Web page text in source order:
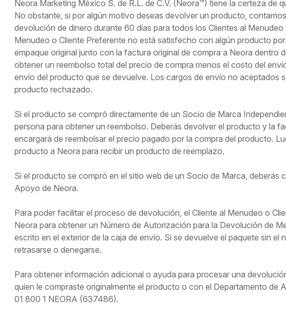
Neora Marketing México S. de R.L. de C.V. (Neora™) tiene la certeza de
No obstante, si por algún motivo deseas devolver un producto,
devolución de dinero durante 60 días para todos los Clientes al
Menudeo o Cliente Preferente no está satisfecho con algún producto
empaque original junto con la factura original de compra a Neora dentro
obtener un reembolso total del precio de compra menos el costo del
envío del producto que se devuelve. Los cargos de envío no aceptados
producto rechazado.
Si el producto se compró directamente de un Socio de Marca
persona para obtener un reembolso. Deberás devolver el producto y la
encargará de reembolsar el precio pagado por la compra del producto.
producto a Neora para recibir un producto de reemplazo.
Si el producto se compró en el sitio web de un Socio de Marca, deberás
Apoyo de Neora.
Para poder facilitar el proceso de devolución, el Cliente al Menudeo o
Neora para obtener un Número de Autorización para la Devolución de
escrito en el exterior de la caja de envío. Si se devuelve el paquete sin el
retrasarse o denegarse.
Para obtener información adicional o ayuda para procesar una
quien le compraste originalmente el producto o con el Departamento de
01 800 1 NEORA (637486).